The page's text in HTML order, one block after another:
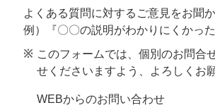
よくある質問に対するご意見をお聞か
例）『〇〇の説明がわかりにくかっ
このフォームでは、個別のお問合
せくださいますよう、よろしくお
WEBからのお問い合わせ